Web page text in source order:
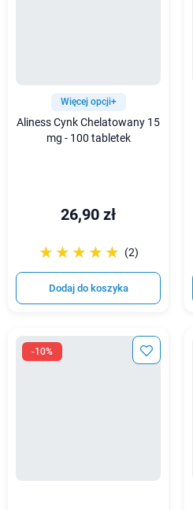
Więcej opcji+
Aliness Cynk Chelatowany 15
mg - 100 tabletek
26,90 zł
☆☆☆☆☆
★★★★★ (2)
Dodaj do koszyka
-10%